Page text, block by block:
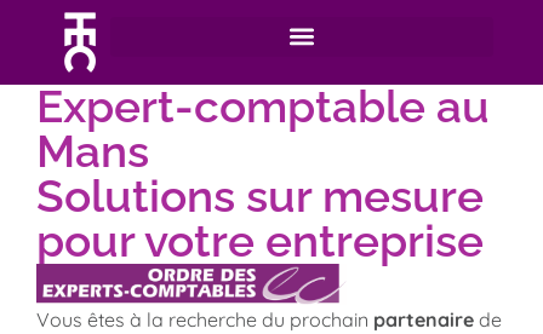
Expert-comptable au
Mans
Solutions sur mesure
pour votre entreprise
Vous êtes à la recherche du prochain partenaire de